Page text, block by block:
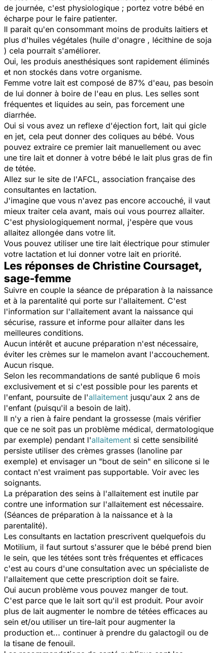
de journée, c'est physiologique ; portez votre bébé en
écharpe pour le faire patienter.
Il parait qu'en consommant moins de produits laitiers et
plus d'huiles végétales (huile d'onagre , lécithine de soja
) cela pourrait s'améliorer.
Oui, les produis anesthésiques sont rapidement éliminés
et non stockés dans votre organisme.
Femme votre lait est composé de 87% d'eau, pas besoin
de lui donner à boire de l'eau en plus. Les selles sont
fréquentes et liquides au sein, pas forcement une
diarrhée.
Oui si vous avez un reflexe d'éjection fort, lait qui gicle
en jet, cela peut donner des coliques au bébé. Vous
pouvez extraire ce premier lait manuellement ou avec
une tire lait et donner à votre bébé le lait plus gras de fin
de tétée.
Allez sur le site de l'AFCL, association française des
consultantes en lactation.
J'imagine que vous n'avez pas encore accouché, il vaut
mieux traiter cela avant, mais oui vous pourrez allaiter.
C'est physiologiquement normal, j'espère que vous
allaitez allongée dans votre lit.
Vous pouvez utiliser une tire lait électrique pour stimuler
votre lactation et lui donner votre lait en priorité.
Les réponses de Christine Coursaget,
sage-femme
Suivre en couple la séance de préparation à la naissance
et à la parentalité qui porte sur l'allaitement. C'est
l'information sur l'allaitement avant la naissance qui
sécurise, rassure et informe pour allaiter dans les
meilleures conditions.
Aucun intérêt et aucune préparation n'est nécessaire,
éviter les crèmes sur le mamelon avant l'accouchement.
Aucun risque.
Selon les recommandations de santé publique 6 mois
exclusivement et si c'est possible pour les parents et
l'enfant, poursuite de l'allaitement jusqu'aux 2 ans de
l'enfant (puisqu'il a besoin de lait).
Il n'y a rien à faire pendant la grossesse (mais vérifier
que ce ne soit pas un problème médical, dermatologique
par exemple) pendant l'allaitement si cette sensibilité
persiste utiliser des crèmes grasses (lanoline par
exemple) et envisager un "bout de sein" en silicone si le
contact n'est vraiment pas supportable. Voir avec les
soignants.
La préparation des seins à l'allaitement est inutile par
contre une information sur l'allaitement est nécessaire.
(Séances de préparation à la naissance et à la
parentalité).
Les consultants en lactation prescrivent quelquefois du
Motilium, il faut surtout s'assurer que le bébé prend bien
le sein, que les tétées sont très fréquentes et efficaces
c'est au cours d'une consultation avec un spécialiste de
l'allaitement que cette prescription doit se faire.
Oui aucun problème vous pouvez manger de tout.
C'est parce que le lait sort qu'il est produit. Pour avoir
plus de lait augmenter le nombre de tétées efficaces au
sein et/ou utiliser un tire-lait pour augmenter la
production et... continuer à prendre du galactogil ou de
la tisane de fenouil.